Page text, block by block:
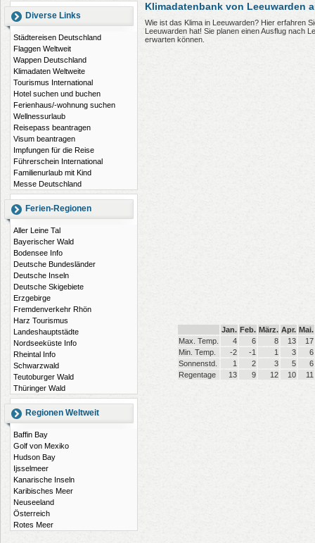
Diverse Links
Städtereisen Deutschland
Flaggen Weltweit
Wappen Deutschland
Klimadaten Weltweite
Tourismus International
Hotel suchen und buchen
Ferienhaus/-wohnung suchen
Wellnessurlaub
Reisepass beantragen
Visum beantragen
Impfungen für die Reise
Führerschein International
Familienurlaub mit Kind
Messe Deutschland
Ferien-Regionen
Aller Leine Tal
Bayerischer Wald
Bodensee Info
Deutsche Bundesländer
Deutsche Inseln
Deutsche Skigebiete
Erzgebirge
Fremdenverkehr Rhön
Harz Tourismus
Landeshauptstädte
Nordseeküste Info
Rheintal Info
Schwarzwald
Teutoburger Wald
Thüringer Wald
Regionen Weltweit
Baffin Bay
Golf von Mexiko
Hudson Bay
Ijsselmeer
Kanarische Inseln
Karibisches Meer
Neuseeland
Österreich
Rotes Meer
Klimadatenbank von Leeuwarden
Wie ist das Klima in Leeuwarden? Hier erfahren
Leeuwarden hat! Sie planen einen Ausflug nach
erwarten können.
Jan. Feb. März. Apr. Mai.
Max. Temp.
4 6 8 13
17
Min. Temp.
-2 -1 1 3
6
Sonnenstd.
1 2 3 5
6
Regentage
13 9 12 10 11